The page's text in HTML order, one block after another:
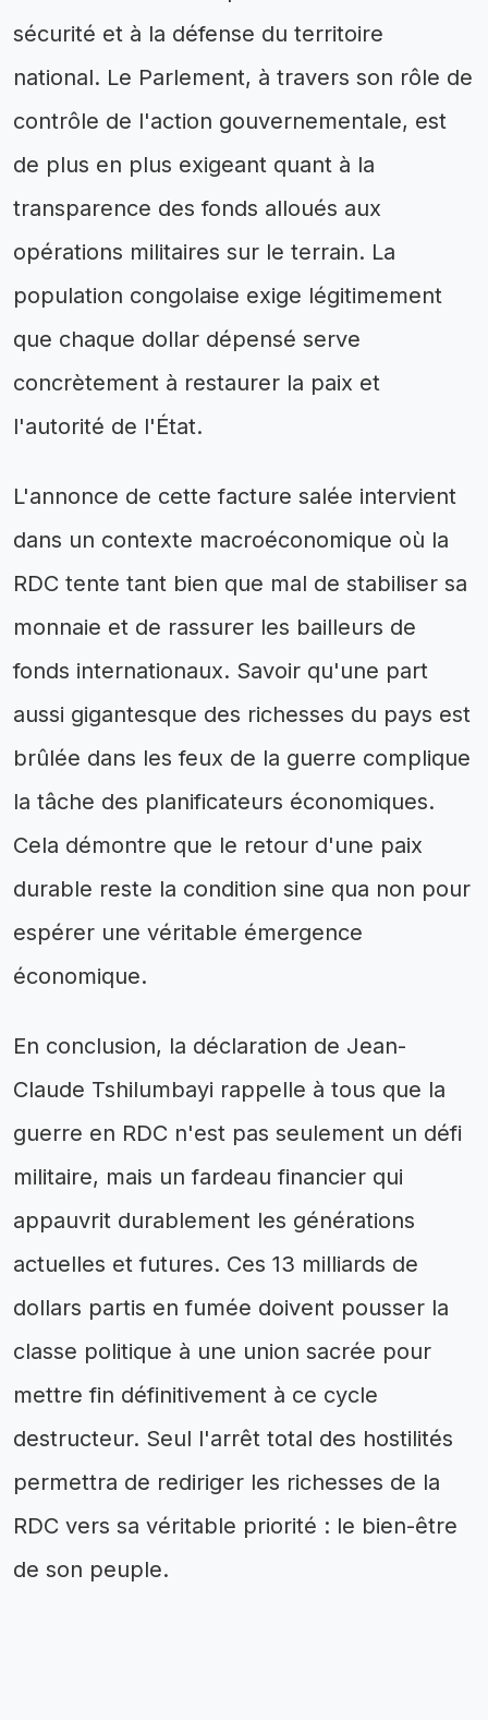
sécurité et à la défense du territoire
national. Le Parlement, à travers son rôle de
contrôle de l'action gouvernementale, est
de plus en plus exigeant quant à la
transparence des fonds alloués aux
opérations militaires sur le terrain. La
population congolaise exige légitimement
que chaque dollar dépensé serve
concrètement à restaurer la paix et
l'autorité de l'État.
L'annonce de cette facture salée intervient
dans un contexte macroéconomique où la
RDC tente tant bien que mal de stabiliser sa
monnaie et de rassurer les bailleurs de
fonds internationaux. Savoir qu'une part
aussi gigantesque des richesses du pays est
brûlée dans les feux de la guerre complique
la tâche des planificateurs économiques.
Cela démontre que le retour d'une paix
durable reste la condition sine qua non pour
espérer une véritable émergence
économique.
En conclusion, la déclaration de Jean-
Claude Tshilumbayi rappelle à tous que la
guerre en RDC n'est pas seulement un défi
militaire, mais un fardeau financier qui
appauvrit durablement les générations
actuelles et futures. Ces 13 milliards de
dollars partis en fumée doivent pousser la
classe politique à une union sacrée pour
mettre fin définitivement à ce cycle
destructeur. Seul l'arrêt total des hostilités
permettra de rediriger les richesses de la
RDC vers sa véritable priorité : le bien-être
de son peuple.